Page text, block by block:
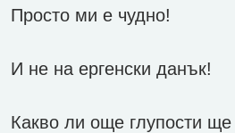
Просто ми е чудно!
И не на ергенски данък!
Какво ли още глупости